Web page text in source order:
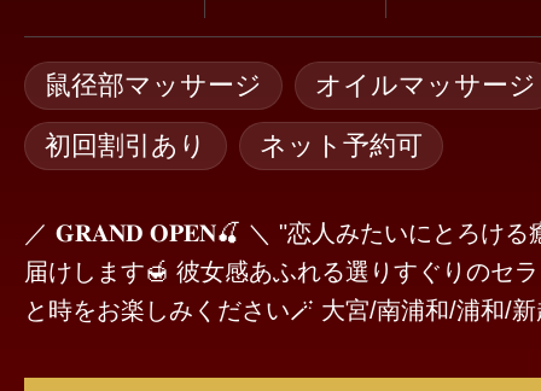
鼠径部マッサージ
オイルマッサージ
初回割引あり
ネット予約可
／ 𝐆𝐑𝐀𝐍𝐃 𝐎𝐏𝐄𝐍🍒 ＼ "恋人みたいにとろける癒しを"あなたにお
届けします🍯 彼女感あふれる選りすぐりのセ
と時をお楽しみください🪄 大宮/南浦和/浦和/新越谷 駅徒歩5分🚶